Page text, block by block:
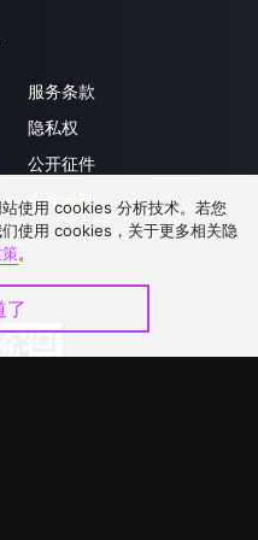
服务条款
隐私权
公开征件
合作洽談
使用 cookies 分析技术。若您
使用 cookies，关于更多相关隐
。
了